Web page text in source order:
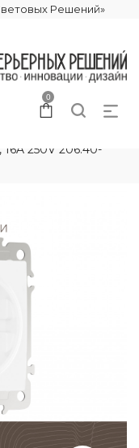
Решений»
0
250V 206.40-